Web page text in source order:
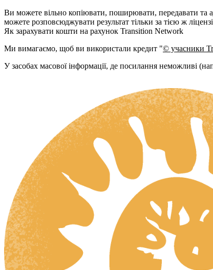
Ви можете вільно копіювати, поширювати, передавати та
можете розповсюджувати результат тільки за тією ж
Як зарахувати кошти на рахунок Transition Network
Ми вимагаємо, щоб ви використали кредит "© учасники
У засобах масової інформації, де посилання неможливі